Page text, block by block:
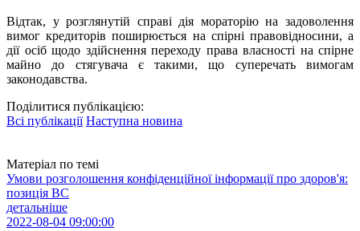
Відтак, у розглянутій справі дія мораторію на задоволення
вимог кредиторів поширюється на спірні правовідносини, а
дії осіб щодо здійснення переходу права власності на спірне
майно до стягувача є такими, що суперечать вимогам
законодавства.
Поділитися публікацією:
Всі публікації Наступна новина
Матеріал по темі
Умови розголошення конфіденційної інформації про здоров'я:
позиція ВС
детальніше
2022-08-04 09:00:00